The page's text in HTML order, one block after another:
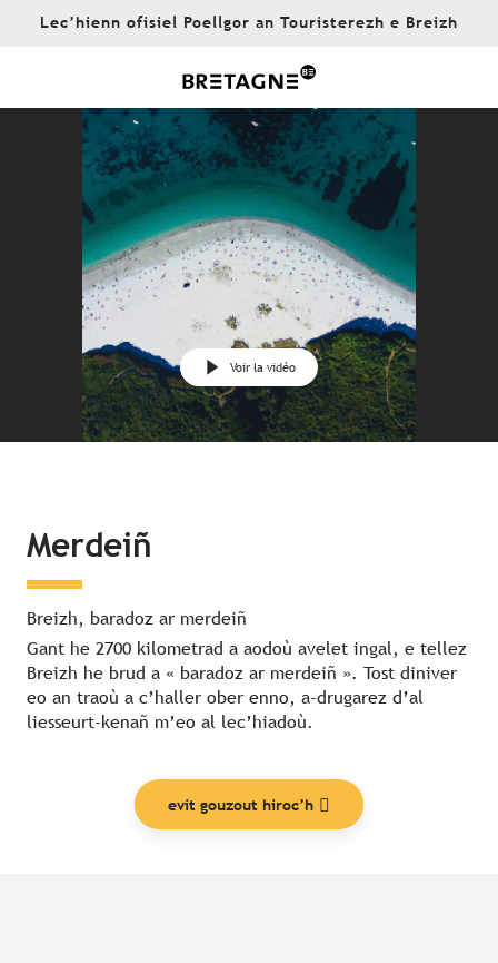
Lec’hienn ofisiel Poellgor an Touristerezh e Breizh
Voir la vidéo
Merdeiñ
Breizh, baradoz ar merdeiñ
Gant he 2700 kilometrad a aodoù avelet ingal, e tellez
Breizh he brud a « baradoz ar merdeiñ ». Tost diniver
eo an traoù a c’haller ober enno, a-drugarez d’al
liesseurt-kenañ m’eo al lec’hiadoù.
evit gouzout hiroc’h